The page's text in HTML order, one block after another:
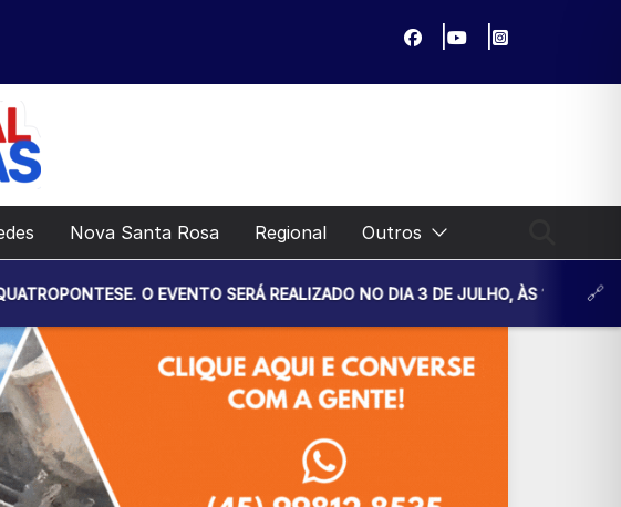
Nova Santa Rosa Regional Outros
EVENTO SERÁ REALIZADO NO DIA 3 DE JULHO, ÀS 14H30, NA UNIDADE